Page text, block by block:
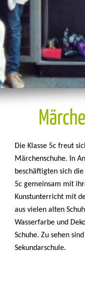
Die Klasse 5c freut
Märchenschuhe.
In
beschäftigten sich
5c gemeinsam mit
Kunstunterricht mit
aus vielen alten
Wasserfarbe und
Schuhe. Zu sehen
Sekundarschule.